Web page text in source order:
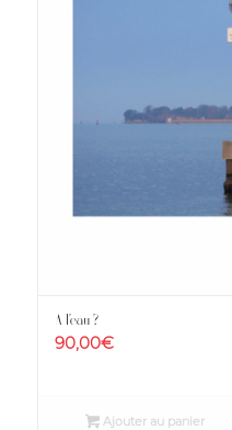
A l’eau ?
90,00€
Ajouter au panier